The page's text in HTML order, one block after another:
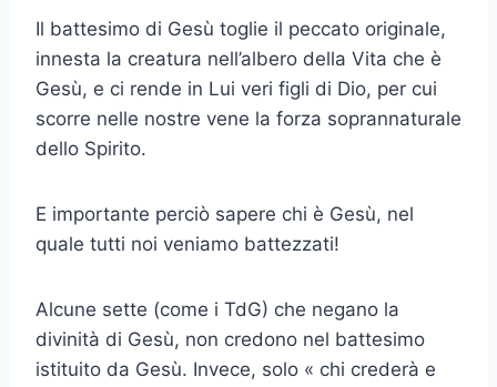
Il battesimo di Gesù toglie il peccato originale,
innesta la creatura nell’albero della Vita che è
Gesù, e ci rende in Lui veri figli di Dio, per cui
scorre nelle nostre vene la forza soprannaturale
dello Spirito.
E importante perciò sapere chi è Gesù, nel
quale tutti noi veniamo battezzati!
Alcune sette (come i TdG) che negano la
divinità di Gesù, non credono nel battesimo
istituito da Gesù. Invece, solo « chi crederà e